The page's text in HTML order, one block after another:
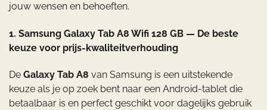
jouw wensen en behoeften.
1. Samsung Galaxy Tab A8 Wifi 128 GB — De beste
keuze voor prijs-kwaliteitverhouding
De Galaxy Tab A8 van Samsung is een uitstekende
keuze als je op zoek bent naar een Android-tablet die
betaalbaar is en perfect geschikt voor dagelijks gebruik